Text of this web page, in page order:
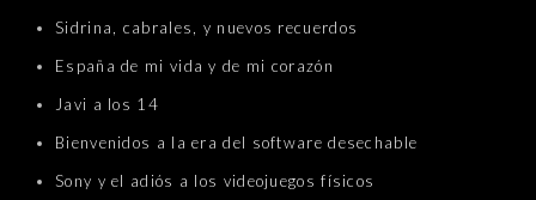
Sidrina, cabrales, y nuevos recuerdos
España de mi vida y de mi corazón
Javi a los 14
Bienvenidos a la era del software desechable
Sony y el adiós a los videojuegos físicos